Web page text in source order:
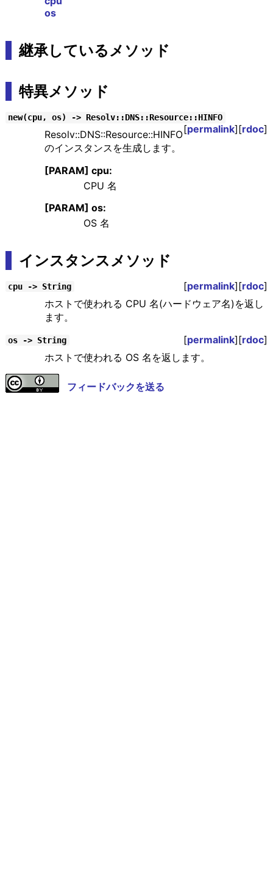
os
継承しているメソッド
特異メソッド
new(cpu, os) -> Resolv::DNS::Resource::HINFO
[permalink][rdoc]
Resolv::DNS::Resource::HINFO
のインスタンスを生成します。
[PARAM] cpu:
CPU 名
[PARAM] os:
OS 名
インスタンスメソッド
cpu -> String [permalink][rdoc]
ホストで使われる CPU 名(ハードウェア名)を返し
ます。
os -> String [permalink][rdoc]
ホストで使われる OS 名を返します。
フィードバックを送る